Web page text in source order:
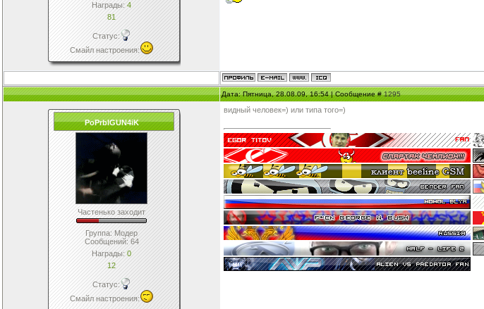
Награды:4
81
Статус:
Смайл настроения:
Дата: Пятница, 28.08.09, 16:54 | Сообщение #1295
PoPrbIGUN4iK
Частенько заходит
Группа: Модер
Сообщений:64
Награды:0
12
Статус:
Смайл настроения:
видный человек=) или типа того=)